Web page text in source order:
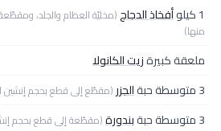
1 كيلو أفخاذ الدجاج(مخليّة العظام والجلد،
منها)
ملعقة كبيرةزيت الكانولا
3 متوسطة حبة
الجزر (مقطّع إلى قطع بحجم إنشين
3 متوسطة حبة بندورة(مقطّعة إلى قطع بحجم